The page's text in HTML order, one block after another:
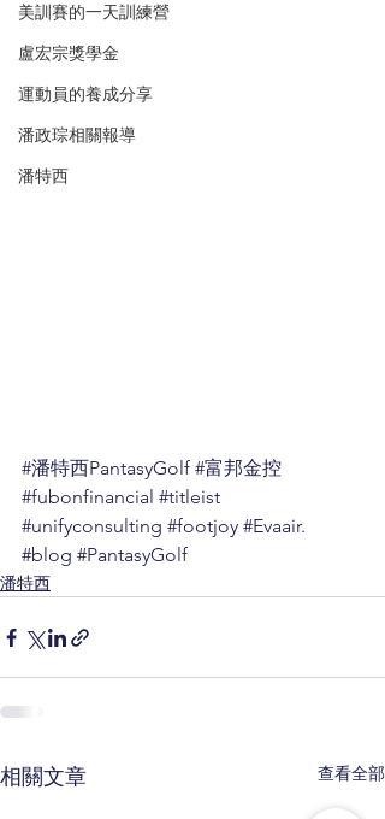
美訓賽的一天訓練營
盧宏宗獎學金
運動員的養成分享
潘政琮相關報導
潘特西
#潘特西PantasyGolf #富邦金控
#fubonfinancial #titleist
#unifyconsulting #footjoy #Evaair.
#blog #PantasyGolf
潘特西
相關文章 查看全部